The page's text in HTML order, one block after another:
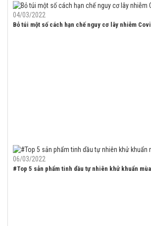
04/03/2022
Bỏ túi một số cách hạn chế nguy cơ lây nhiễm
06/03/2022
#Top 5 sản phẩm tinh dầu tự nhiên khử khuẩn